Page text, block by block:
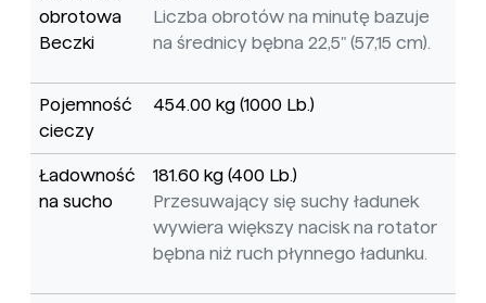
obrotowa
Beczki
Liczba obrotów na minutę bazuje
na średnicy bębna 22,5" (57,15 cm).
Pojemność
cieczy
454.00 kg (1000 Lb.)
Ładowność
na sucho
181.60 kg (400 Lb.)
Przesuwający się suchy ładunek
wywiera większy nacisk na rotator
bębna niż ruch płynnego ładunku.